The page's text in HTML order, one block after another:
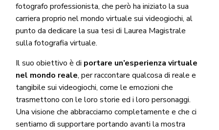
fotografo professionista, che però ha iniziato la sua
carriera proprio nel mondo virtuale sui videogiochi, al
punto da dedicare la sua tesi di Laurea Magistrale
sulla fotografia virtuale.
Il suo obiettivo è di portare un’esperienza virtuale
nel mondo reale, per raccontare qualcosa di reale e
tangibile sui videogiochi, come le emozioni che
trasmettono con le loro storie ed i loro personaggi.
Una visione che abbracciamo completamente e che ci
sentiamo di supportare portando avanti la mostra